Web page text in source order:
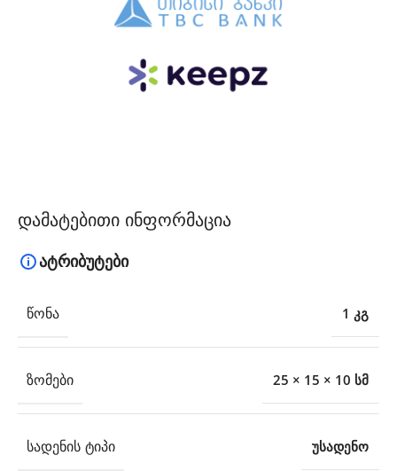
დამატებითი ინფორმაცია
ატრიბუტები
ᲬᲝᲜᲐ 1 კგ
ᲖᲝᲛᲔᲑᲘ 25 × 15 × 10 სმ
ᲡᲐᲓᲔᲜᲘᲡ ᲢᲘᲞᲘ უსადენო